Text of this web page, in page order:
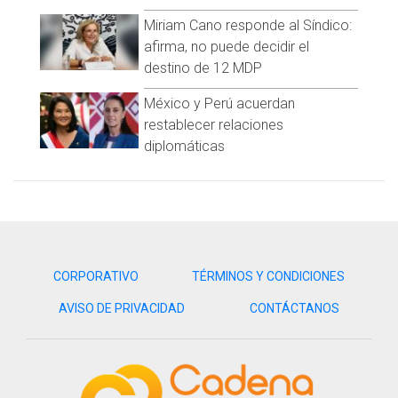
otros equipos. Aunque no volvió a su equipo de origen, tuvo
varias experiencias en otros equipos mexicanos antes de
retirarse a los 30 años de edad.
Otro de los jugadores es Efraín Juárez. El ex futbolista
mexicano originario de la Ciudad de México, quien ahora tan
solo 33 años de edad, es otro ejemplo de los jugadores que
Miriam Cano responde al Síndico:
afirma, no puede decidir el
destino de 12 MDP
México y Perú acuerdan
restablecer relaciones
diplomáticas
CORPORATIVO TÉRMINOS Y CONDICIONES
AVISO DE PRIVACIDAD CONTÁCTANOS